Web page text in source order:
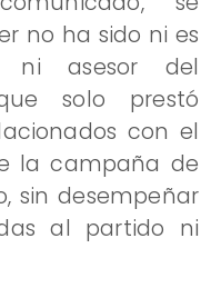
no ha sido ni es
ni asesor del
solo prestó
con el
la campaña de
sin desempeñar
al partido ni